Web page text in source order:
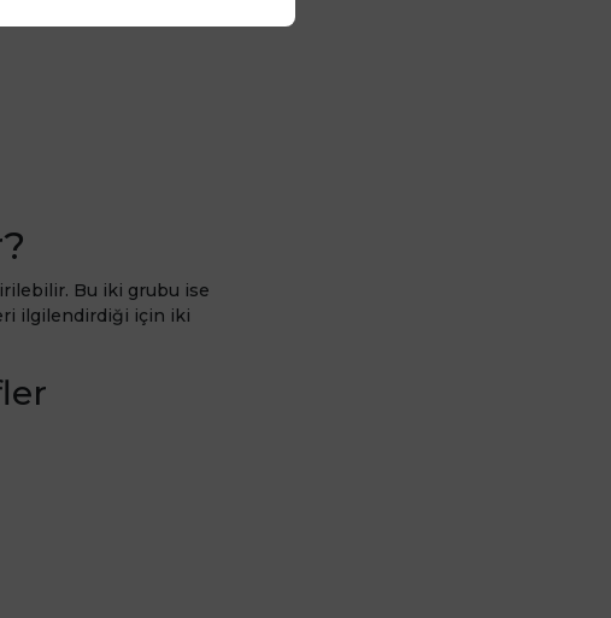
Bu iki grubu ise
ilgilendirdiği için iki